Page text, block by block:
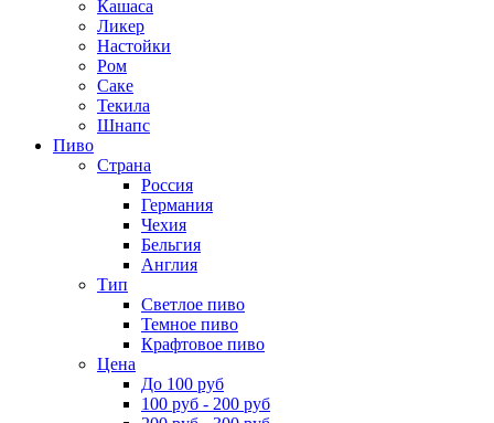
Кашаса
Ликер
Настойки
Ром
Саке
Текила
Шнапс
Пиво
Страна
Россия
Германия
Чехия
Бельгия
Англия
Тип
Светлое пиво
Темное пиво
Крафтовое пиво
Цена
До 100 руб
100 руб - 200 руб